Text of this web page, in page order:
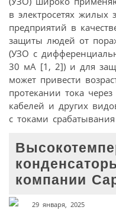
в электросетях
предприятий в
защиты людей от
(УЗО с
30 мА [1, 2]) и для
может привести
протекании тока
кабелей и других
с токами
компании
29 января, 2025